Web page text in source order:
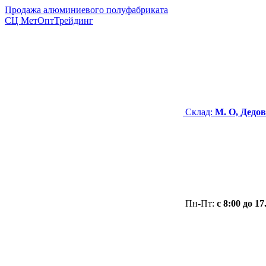
Продажа алюминиевого полуфабриката
СЦ МетОптТрейдинг
Склад: М. О,
Пн-Пт: с 8:00 до